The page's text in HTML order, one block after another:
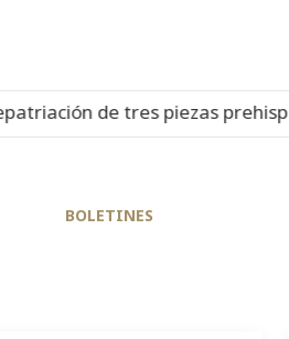
prehispánicas desde
BOLETINES